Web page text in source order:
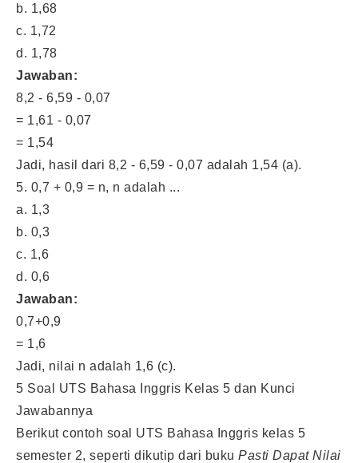
b. 1,68
c. 1,72
d. 1,78
Jawaban:
8,2 - 6,59 - 0,07
= 1,61 - 0,07
= 1,54
Jadi, hasil dari 8,2 - 6,59 - 0,07 adalah 1,54 (a).
5. 0,7 + 0,9 = n, n adalah ...
a. 1,3
b. 0,3
c. 1,6
d. 0,6
Jawaban:
0,7+0,9
= 1,6
Jadi, nilai n adalah 1,6 (c).
5 Soal UTS Bahasa Inggris Kelas 5 dan Kunci
Jawabannya
Berikut contoh soal UTS Bahasa Inggris kelas 5
semester 2, seperti dikutip dari buku Pasti Dapat Nilai